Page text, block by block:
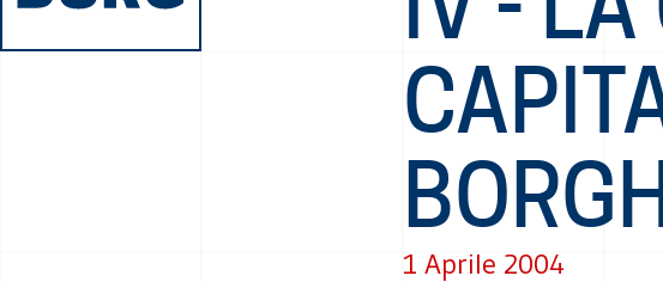
1 Aprile 2004